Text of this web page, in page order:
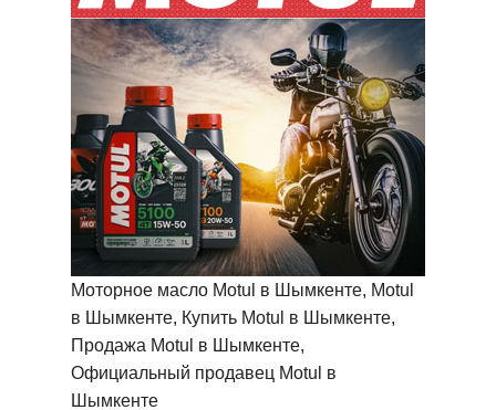
Моторное масло Motul в Шымкенте, Motul
в Шымкенте, Купить Motul в Шымкенте,
Продажа Motul в Шымкенте,
Официальный продавец Motul в
Шымкенте